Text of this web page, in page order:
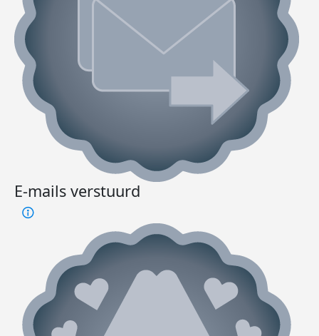
E-mails verstuurd